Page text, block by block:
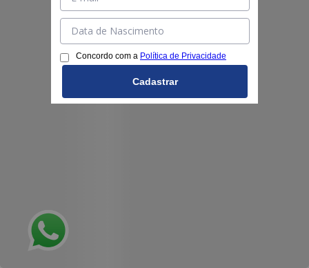
Concordo com a Política de Privacidade
Cadastrar